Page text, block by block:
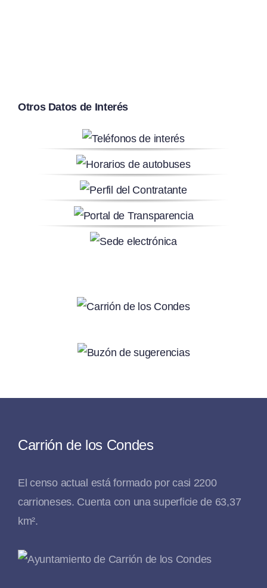
Otros Datos de Interés
Carrión de los Condes
El censo actual está formado por casi 2200
carrioneses. Cuenta con una superficie de 63,37
km².